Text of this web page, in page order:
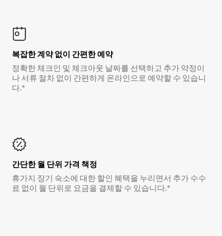
복잡한 계약 없이 간편한 예약
정확한 체크인 및 체크아웃 날짜를 선택하고 추가 약정이
나 서류 절차 없이 간편하게 온라인으로 예약할 수 있습니
다.*
간단한 월 단위 가격 책정
휴가지 장기 숙소에 대한 할인 혜택을 누리면서 추가 수수
료 없이 월 단위로 요금을 결제할 수 있습니다.*